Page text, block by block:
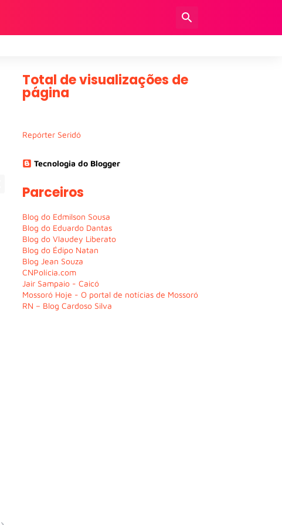
Total de visualizações de
página
Repórter Seridó
Tecnologia do Blogger
Parceiros
Blog do Edmilson Sousa
Blog do Eduardo Dantas
Blog do Vlaudey Liberato
Blog do Édipo Natan
Blog Jean Souza
CNPolícia.com
Jair Sampaio - Caicó
Mossoró Hoje - O portal de notícias de Mossoró
RN – Blog Cardoso Silva